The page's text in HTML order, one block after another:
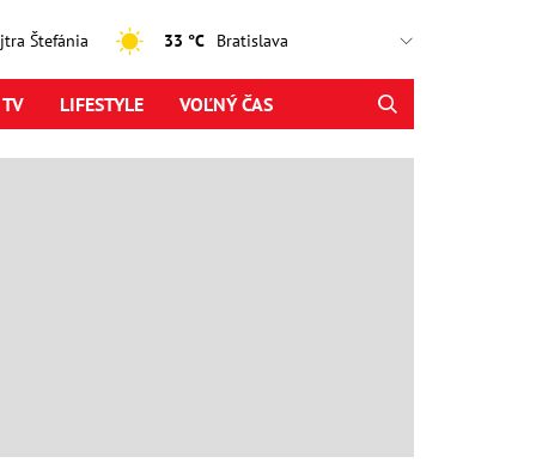
Štefánia 33 °C
LIFESTYLE VOĽNÝ ČAS